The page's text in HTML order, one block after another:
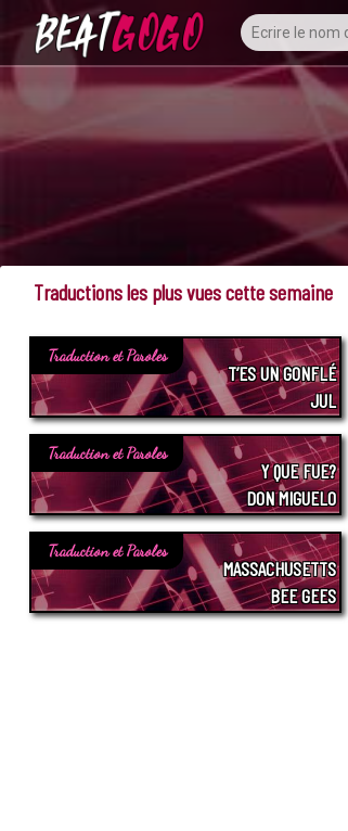
Traductions les plus vues cette semaine
Traduction et Paroles
T’ES UN GONFLÉ
JUL
Traduction et Paroles
Y QUE FUE?
DON MIGUELO
Traduction et Paroles
MASSACHUSETTS
BEE GEES